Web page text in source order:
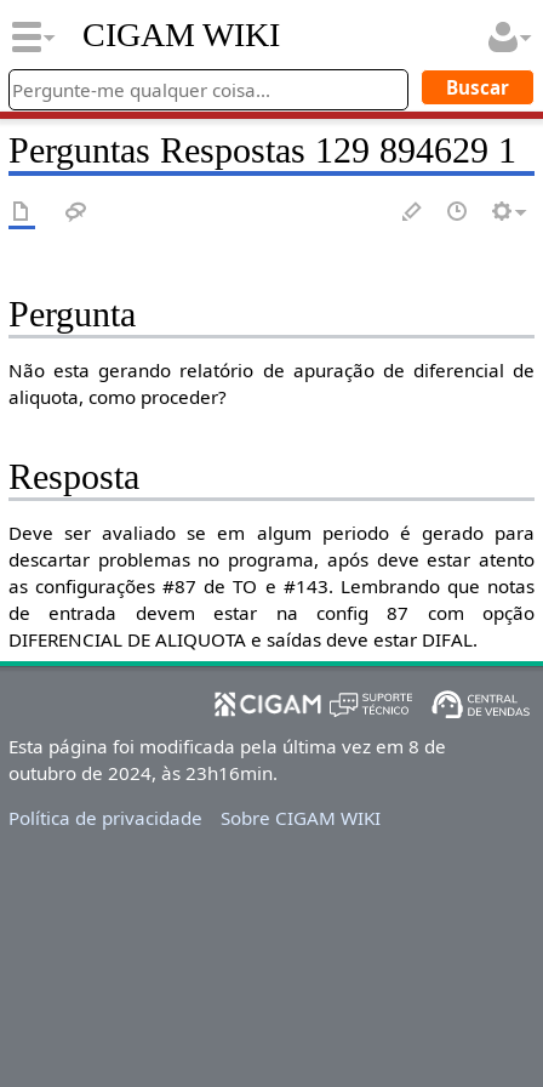
CIGAM WIKI
Perguntas Respostas 129 894629 1
Pergunta
Não esta gerando relatório de apuração de diferencial de
aliquota, como proceder?
Resposta
Deve ser avaliado se em algum periodo é gerado para
descartar problemas no programa, após deve estar atento
as configurações #87 de TO e #143. Lembrando que notas
de entrada devem estar na config 87 com opção
DIFERENCIAL DE ALIQUOTA e saídas deve estar DIFAL.
Esta página foi modificada pela última vez em 8 de
outubro de 2024, às 23h16min.
Política de privacidade
Sobre CIGAM WIKI